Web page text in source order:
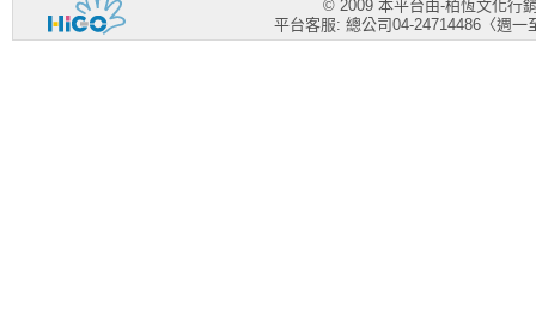
© 2009 本平台由-柏恆文化行
平台客服: 總公司04-24714486〈週